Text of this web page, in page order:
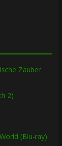
Zauber
2)
(Blu-ray)